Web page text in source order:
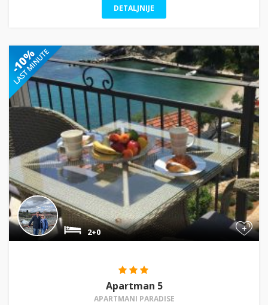
DETALJNIJE
+
2+0
Apartman 5
APARTMANI PARADISE